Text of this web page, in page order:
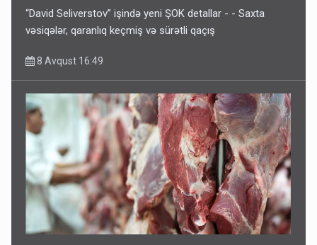
“David Seliverstov” işində yeni ŞOK detallar - - Saxta
vəsiqələr, qaranlıq keçmiş və sürətli qaçış
8 Avqust 16:49